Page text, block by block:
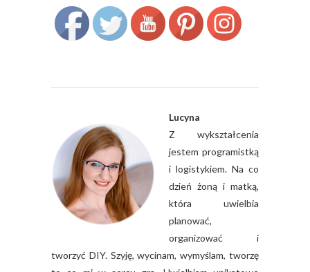
Lucyna
Z wykształcenia
jestem programistką
i logistykiem. Na co
dzień żoną i matką,
która uwielbia
planować,
organizować i
tworzyć DIY. Szyję, wycinam, wymyślam, tworzę